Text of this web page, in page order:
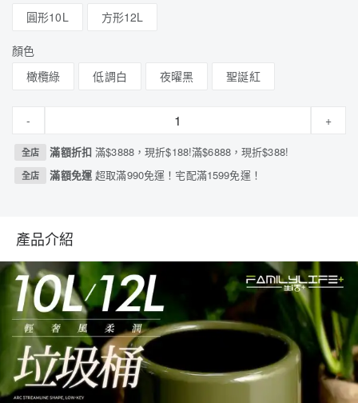
圓形10L
方形12L
顏色
橄欖綠
低調白 夜曜黑 聖誕紅
- +
全店 滿額折扣滿$3888，現折$188!滿$6888，現折$388!
全店 滿額免運超取滿990免運！宅配滿1599免運！
產品介紹